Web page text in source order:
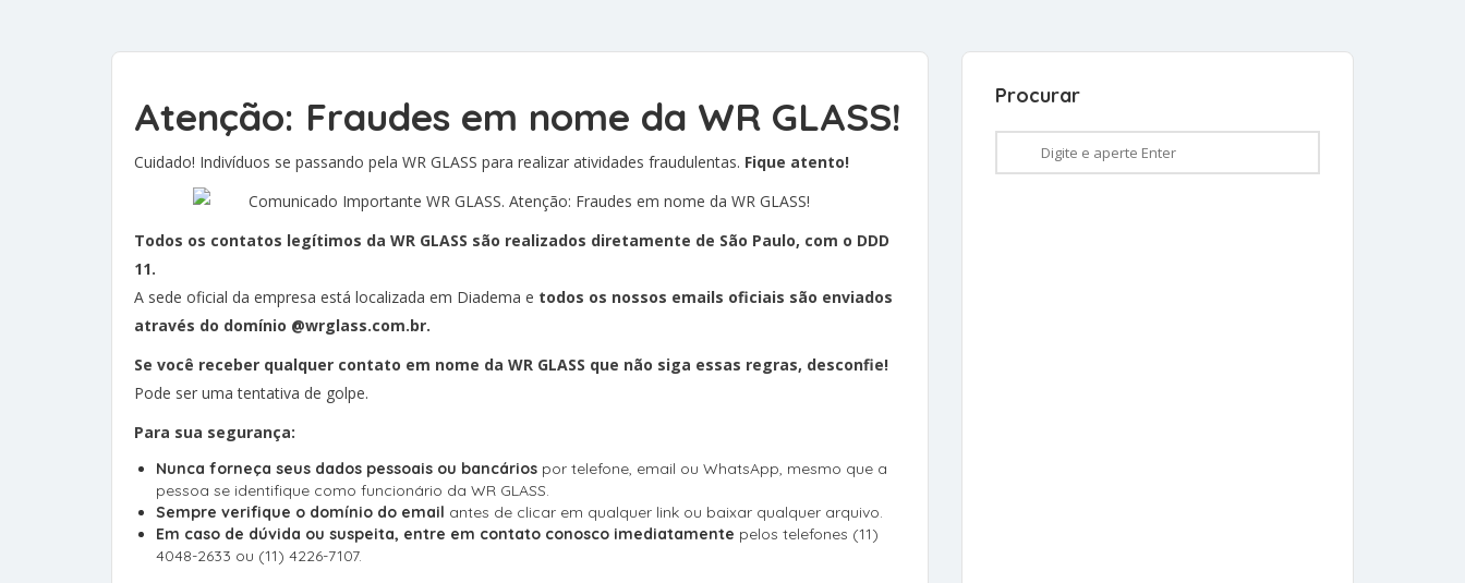
Atenção: Fraudes em nome da WR GLASS!
Cuidado! Indivíduos se passando pela WR GLASS para realizar atividades fraudulentas. Fique atento!
Todos os contatos legítimos da WR GLASS são realizados diretamente de São Paulo, com o DDD
11.
A sede oficial da empresa está localizada em Diadema e todos os nossos emails oficiais são enviados
através do domínio @wrglass.com.br.
Se você receber qualquer contato em nome da WR GLASS que não siga essas regras, desconfie!
Pode ser uma tentativa de golpe.
Para sua segurança:
Nunca forneça seus dados pessoais ou bancários por telefone, email ou WhatsApp, mesmo que a
pessoa se identifique como funcionário da WR GLASS.
Sempre verifique o domínio do email antes de clicar em qualquer link ou baixar qualquer arquivo.
Em caso de dúvida ou suspeita, entre em contato conosco imediatamente pelos telefones (11)
4048-2633 ou (11) 4226-7107.
Procurar